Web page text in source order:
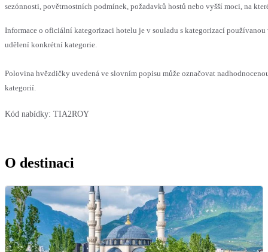
sezónnosti, povětrnostních podmínek, požadavků hostů nebo vyšší moci, na
Informace o oficiální kategorizaci hotelu je v souladu s kategorizací
udělení konkrétní kategorie.
Polovina hvězdičky uvedená ve slovním popisu může označovat
kategorií.
Kód nabídky: TIA2ROY
O destinaci